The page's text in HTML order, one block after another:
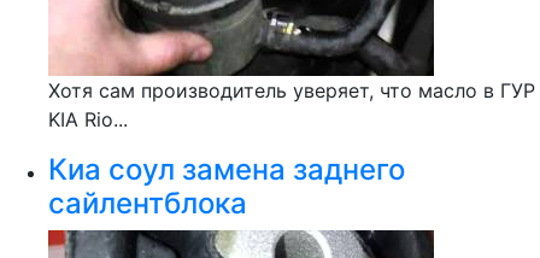
Хотя сам производитель уверяет, что масло в ГУР
KIA Rio...
Киа соул замена заднего
сайлентблока